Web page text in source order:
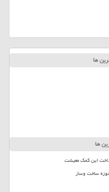
ها
ها
این کمک معیشت